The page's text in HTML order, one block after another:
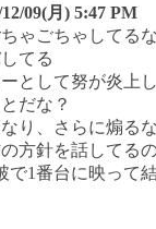
12/09(月) 5:47 PM
ゃごちゃしてるな
てる
として努が炎上
だな？
り、さらに煽る
方針を話してる
で1番台に映って